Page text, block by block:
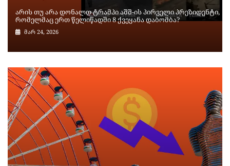
არის თუ არა დონალდ ტრამპი აშშ-ის პირველი პრეზიდენტი,
რომელმაც ერთ წელიწადში 8 ქვეყანა დაბომბა?
მარ 24, 2026